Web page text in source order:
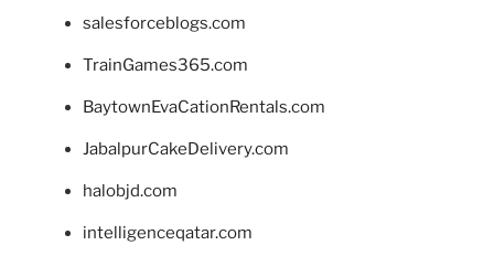
salesforceblogs.com
TrainGames365.com
BaytownEvaCationRentals.com
JabalpurCakeDelivery.com
halobjd.com
intelligenceqatar.com